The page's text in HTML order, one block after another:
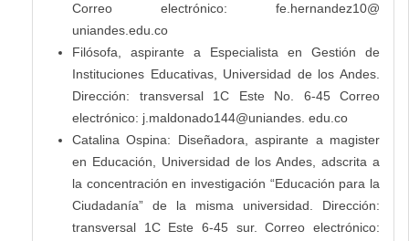
Correo electrónico: fe.hernandez10@
uniandes.edu.co
Filósofa, aspirante a Especialista en Gestión de
Instituciones Educativas, Universidad de los Andes.
Dirección: transversal 1C Este No. 6-45 Correo
electrónico: j.maldonado144@uniandes. edu.co
Catalina Ospina: Diseñadora, aspirante a magister
en Educación, Universidad de los Andes, adscrita a
la concentración en investigación “Educación para la
Ciudadanía” de la misma universidad. Dirección:
transversal 1C Este 6-45 sur. Correo electrónico: